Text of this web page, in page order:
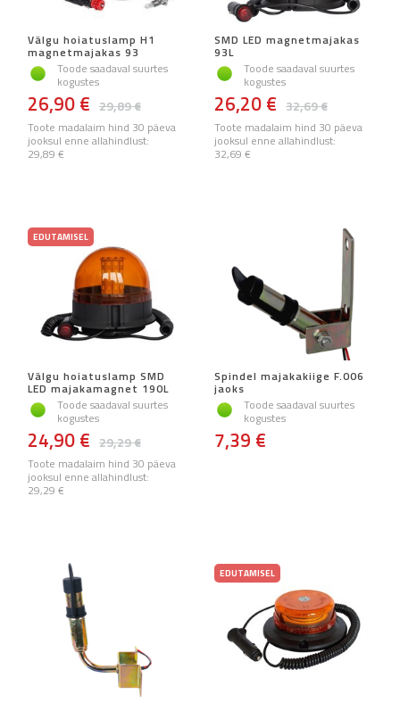
Välgu hoiatuslamp H1
magnetmajakas 93
Toode saadaval suurtes
kogustes
29,89 €
26,90 €
Toote madalaim hind 30 päeva
jooksul enne allahindlust:
29,89 €
SMD LED magnetmajakas
93L
Toode saadaval suurtes
kogustes
32,69 €
26,20 €
Toote madalaim hind 30 päeva
jooksul enne allahindlust:
32,69 €
EDUTAMISEL
Välgu hoiatuslamp SMD
LED majakamagnet 190L
Toode saadaval suurtes
kogustes
29,29 €
24,90 €
Toote madalaim hind 30 päeva
jooksul enne allahindlust:
29,29 €
Spindel majakakiige F.006
jaoks
Toode saadaval suurtes
kogustes
7,39 €
EDUTAMISEL